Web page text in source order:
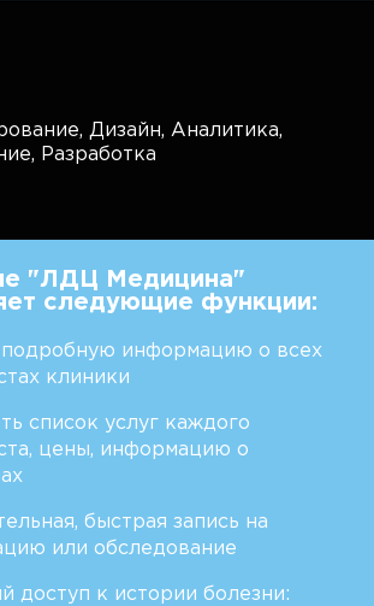
Дизайн,Аналитика,
Разработка
"ЛДЦ Медицина"
следующие функции:
подробную информацию о всех
клиники
список услуг каждого
цены, информацию о
быстрая запись на
или обследование
доступ к истории болезни: